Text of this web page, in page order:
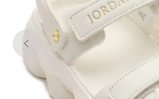
アクセサリー
その他
その他
すべてのシューズ
ソックス
アンダーウェア
水着
クラッチ / セカンドバッグ
ウエストバッグ
その他
その他
すべてのアクセサリー
すべてのその他
アクセサリー
その他
その他
すべてのシューズ
ワンピース
スカート
ソックス
クラッチ / セカンドバッグ
ウエストバッグ
その他
その他
すべてのアクセサリー
すべてのその他